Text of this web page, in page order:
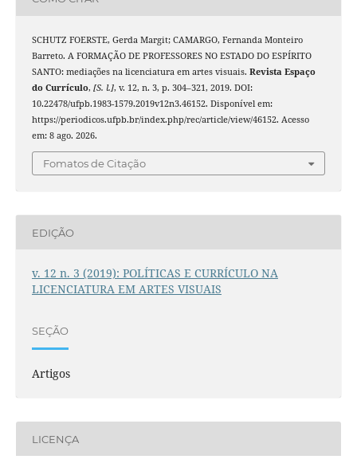
SCHUTZ FOERSTE, Gerda Margit; CAMARGO, Fernanda Monteiro
Barreto. A FORMAÇÃO DE PROFESSORES NO ESTADO DO ESPÍRITO
SANTO: mediações na licenciatura em artes visuais. Revista Espaço
do Currículo, [S. l.], v. 12, n. 3, p. 304–321, 2019. DOI:
10.22478/ufpb.1983-1579.2019v12n3.46152. Disponível em:
https://periodicos.ufpb.br/index.php/rec/article/view/46152. Acesso
em: 8 ago. 2026.
Fomatos de Citação
EDIÇÃO
v. 12 n. 3 (2019): POLÍTICAS E CURRÍCULO NA
LICENCIATURA EM ARTES VISUAIS
SEÇÃO
Artigos
LICENÇA